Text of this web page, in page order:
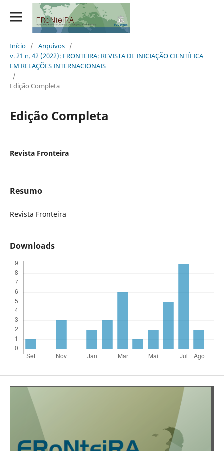
Início / Arquivos /
v. 21 n. 42 (2022): FRONTEIRA: REVISTA DE INICIAÇÃO CIENTÍFICA
EM RELAÇÕES INTERNACIONAIS
/
Edição Completa
Edição Completa
Revista Fronteira
Resumo
Revista Fronteira
Downloads